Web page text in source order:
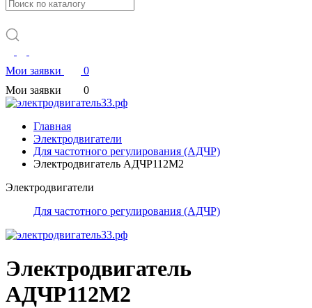
Мои заявки
0
Мои заявки
0
Главная
Электродвигатели
Для частотного регулирования (АДЧР)
Электродвигатель АДЧР112М2
Электродвигатели
Для частотного регулирования (АДЧР)
Электродвигатель
АДЧР112М2